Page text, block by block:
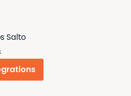
Salto